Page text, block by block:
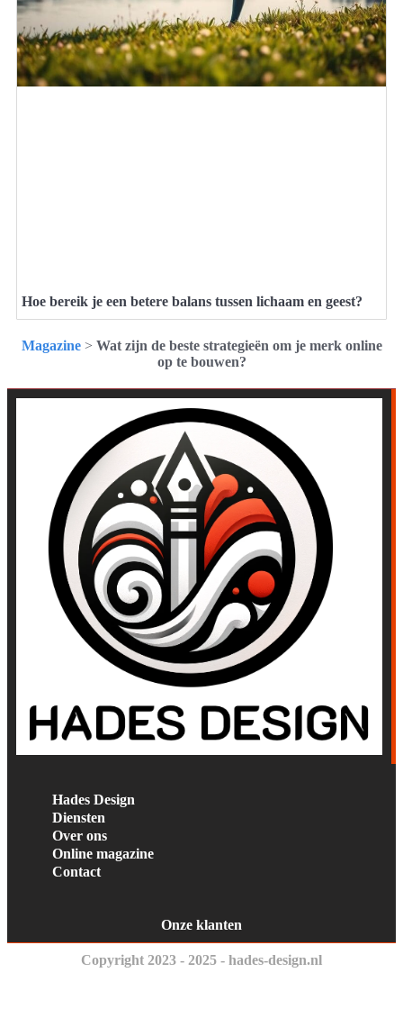
Hoe bereik je een betere balans tussen lichaam en geest?
Magazine> Wat zijn de beste strategieën om je merk online
op te bouwen?
Hades Design
Diensten
Over ons
Online magazine
Contact
Onze klanten
Copyright 2023 - 2025 - hades-design.nl